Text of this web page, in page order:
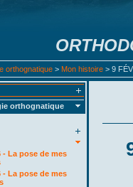
orthognatique > Mon histoire > 9
orthognatique
- La pose de mes
- La pose de mes